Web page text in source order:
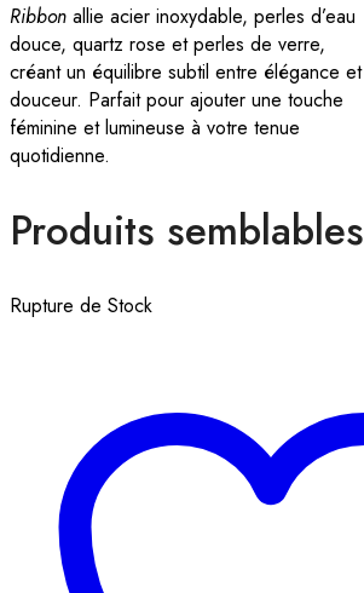
Ribbon allie acier inoxydable, perles d’eau
douce, quartz rose et perles de verre,
créant un équilibre subtil entre élégance et
douceur. Parfait pour ajouter une touche
féminine et lumineuse à votre tenue
quotidienne.
Produits semblables
Rupture de Stock